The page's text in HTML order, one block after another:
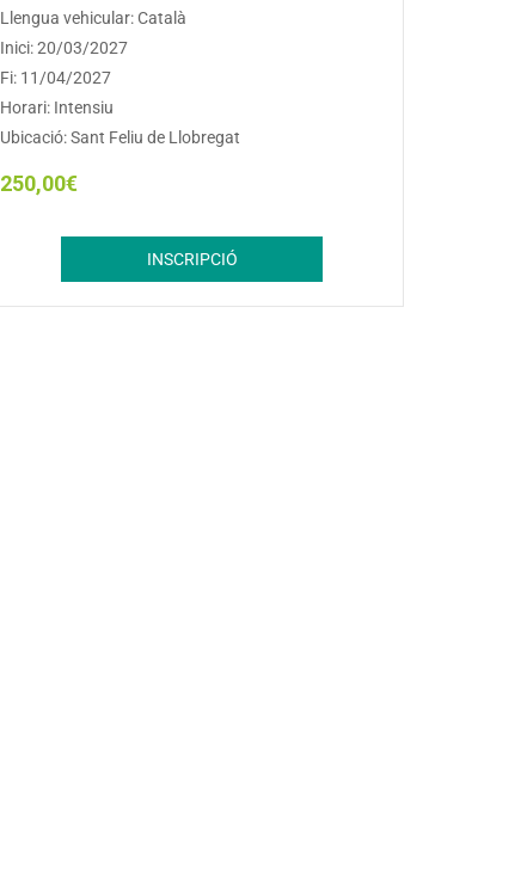
Llengua vehicular: Català
Inici: 20/03/2027
Fi: 11/04/2027
Horari: Intensiu
Ubicació: Sant Feliu de Llobregat
250,00€
INSCRIPCIÓ